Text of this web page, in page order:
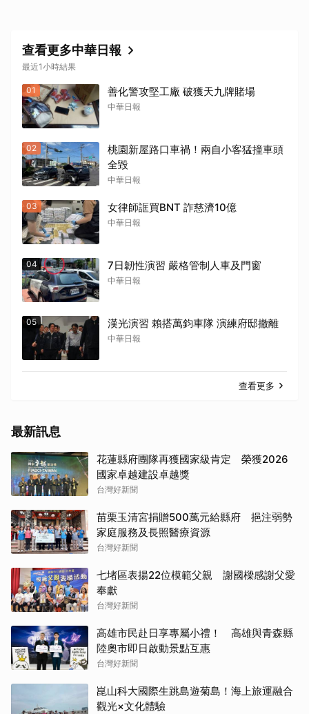
查看更多中華日報
最近1小時結果
01 善化警攻堅工廠 破獲天九牌賭場
中華日報
02
桃園新屋路口車禍！兩自小客猛撞車頭
全毀
中華日報
03 女律師誆買BNT 詐慈濟10億
中華日報
04 7日韌性演習 嚴格管制人車及門窗
中華日報
05 漢光演習 賴搭萬鈞車隊 演練府邸撤離
中華日報
查看更多
最新訊息
花蓮縣府團隊再獲國家級肯定 榮獲2026
國家卓越建設卓越獎
台灣好新聞
苗栗玉清宮捐贈500萬元給縣府 挹注弱勢
家庭服務及長照醫療資源
台灣好新聞
七堵區表揚22位模範父親 謝國樑感謝父愛
奉獻
台灣好新聞
高雄市民赴日享專屬小禮！ 高雄與青森縣
陸奧市即日啟動景點互惠
台灣好新聞
崑山科大國際生跳島遊菊島！海上旅運融合
觀光×文化體驗